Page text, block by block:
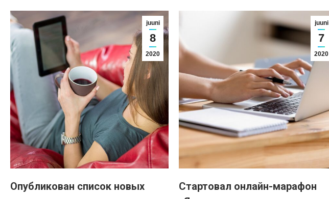
juuni
8
2020
Опубликован список новых
juuni
7
2020
Стартовал онлайн-марафон